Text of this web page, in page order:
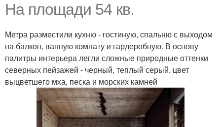
На площади 54 кв.
Метра разместили кухню - гостиную, спальню с выходом
на балкон, ванную комнату и гардеробную. В основу
палитры интерьера легли сложные природные оттенки
северных пейзажей - черный, теплый серый, цвет
выцветшего мха, песка и морских камней